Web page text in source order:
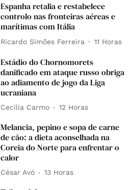
Espanha retalia e restabelece
controlo nas fronteiras aéreas e
marítimas com Itália
Ricardo Simões Ferreira 11 Horas
Estádio do Chornomorets
danificado em ataque russo obriga
ao adiamento de jogo da Liga
ucraniana
Cecília Carmo 12 Horas
Melancia, pepino e sopa de carne
de cão: a dieta aconselhada na
Coreia do Norte para enfrentar o
calor
César Avó 13 Horas